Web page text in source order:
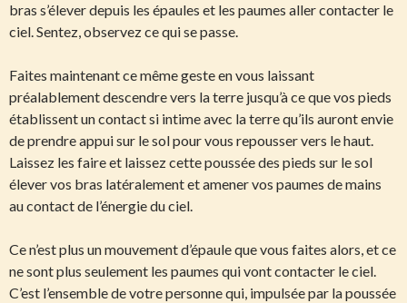
bras s’élever depuis les épaules et les paumes aller contacter le
ciel. Sentez, observez ce qui se passe.
Faites maintenant ce même geste en vous laissant
préalablement descendre vers la terre jusqu’à ce que vos pieds
établissent un contact si intime avec la terre qu’ils auront envie
de prendre appui sur le sol pour vous repousser vers le haut.
Laissez les faire et laissez cette poussée des pieds sur le sol
élever vos bras latéralement et amener vos paumes de mains
au contact de l’énergie du ciel.
Ce n’est plus un mouvement d’épaule que vous faites alors, et ce
ne sont plus seulement les paumes qui vont contacter le ciel.
C’est l’ensemble de votre personne qui, impulsée par la poussée